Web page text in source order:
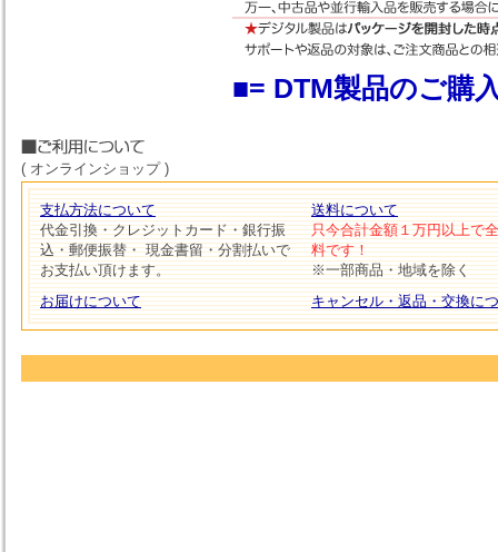
■= DTM製品のご購
( オンラインショップ )
支払方法について
代金引換・クレジットカード・銀行振
込・郵便振替・ 現金書留・分割払いで
お支払い頂けます。
お届けについて
送料について
只今合計金額１万円以上で
料です！
※一部商品・地域を除く
キャンセル・返品・交換に